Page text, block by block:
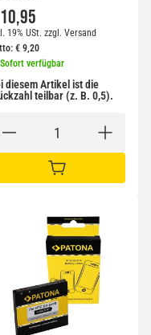
19% USt. zzgl. Versand
€ 9,20
Sofort verfügbar
diesem Artikel ist die
teilbar (z. B. 0,5).
IN DEN WARENKORB